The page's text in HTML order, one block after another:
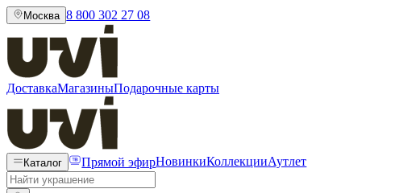
Москва 8 800 302 27 08
ДоставкаМагазиныПодарочные карты
Каталог Прямой эфирНовинкиКоллекцииАутлет